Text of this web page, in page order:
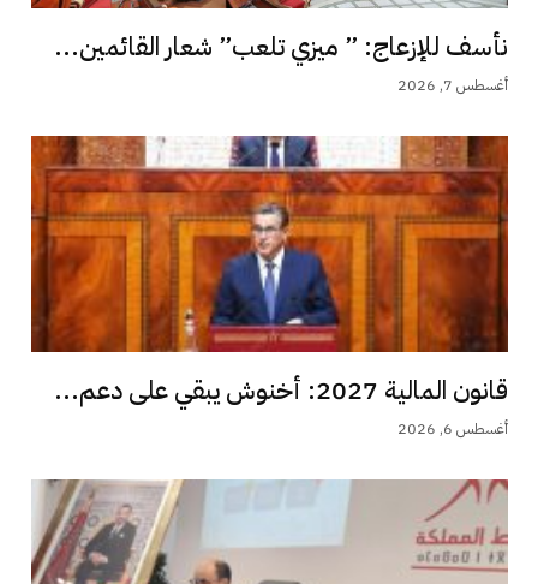
نأسف للإزعاج: ” ميزي تلعب” شعار القائمين...
أغسطس 7, 2026
قانون المالية 2027: أخنوش يبقي على دعم...
أغسطس 6, 2026